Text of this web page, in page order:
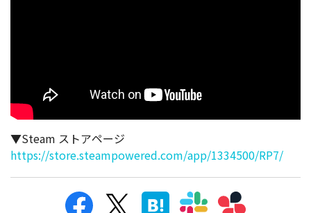
▼Steam ストアページ
https://store.steampowered.com/app/1334500/RP7/